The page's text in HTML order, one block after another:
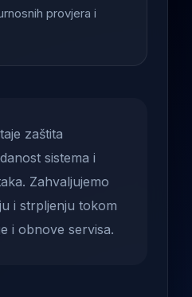
provjera i
zaštita
sistema i
Zahvaljujemo
i strpljenju tokom
i obnove servisa.